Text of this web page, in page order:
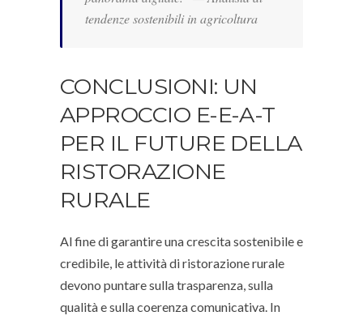
tendenze sostenibili in agricoltura
CONCLUSIONI: UN
APPROCCIO E-E-A-T
PER IL FUTURE DELLA
RISTORAZIONE
RURALE
Al fine di garantire una crescita sostenibile e
credibile, le attività di ristorazione rurale
devono puntare sulla trasparenza, sulla
qualità e sulla coerenza comunicativa. In